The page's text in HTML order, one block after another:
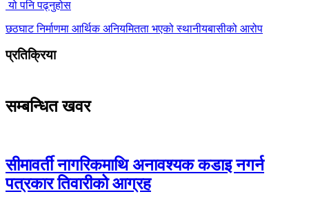
यो पनि पढ्नुहोस
छठघाट निर्माणमा आर्थिक अनियमितता भएको स्थानीयबासीको आरोप
प्रतिक्रिया
सम्बन्धित खवर
सीमावर्ती नागरिकमाथि अनावश्यक कडाइ नगर्न
पत्रकार तिवारीको आग्रह